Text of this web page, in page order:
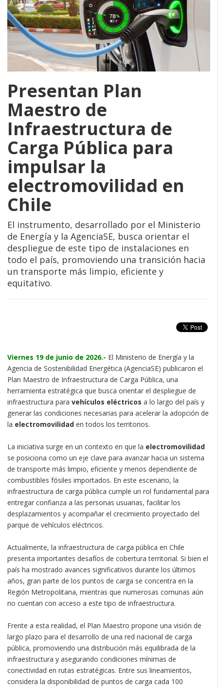
Presentan Plan
Maestro de
Infraestructura de
Carga Pública para
impulsar la
electromovilidad en
Chile
El instrumento, desarrollado por el Ministerio
de Energía y la AgenciaSE, busca orientar el
despliegue de este tipo de instalaciones en
todo el país, promoviendo una transición hacia
un transporte más limpio, eficiente y
equitativo.
Viernes 19 de junio de 2026.- El Ministerio de Energía y la
Agencia de Sostenibilidad Energética (AgenciaSE) publicaron el
Plan Maestro de Infraestructura de Carga Pública, una
herramienta estratégica que busca orientar el despliegue de
infraestructura para vehículos eléctricos a lo largo del país y
generar las condiciones necesarias para acelerar la adopción de
la electromovilidad en todos los territorios.
La iniciativa surge en un contexto en que la electromovilidad
se posiciona como un eje clave para avanzar hacia un sistema
de transporte más limpio, eficiente y menos dependiente de
combustibles fósiles importados. En este escenario, la
infraestructura de carga pública cumple un rol fundamental para
entregar confianza a las personas usuarias, facilitar los
desplazamientos y acompañar el crecimiento proyectado del
parque de vehículos eléctricos.
Actualmente, la infraestructura de carga pública en Chile
presenta importantes desafíos de cobertura territorial. Si bien el
país ha mostrado avances significativos durante los últimos
años, gran parte de los puntos de carga se concentra en la
Región Metropolitana, mientras que numerosas comunas aún
no cuentan con acceso a este tipo de infraestructura.
Frente a esta realidad, el Plan Maestro propone una visión de
largo plazo para el desarrollo de una red nacional de carga
pública, promoviendo una distribución más equilibrada de la
infraestructura y asegurando condiciones mínimas de
conectividad en rutas estratégicas. Entre sus lineamientos,
considera la disponibilidad de puntos de carga cada 100